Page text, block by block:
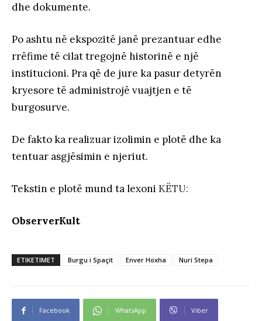
dhe dokumente.
Po ashtu në ekspozitë janë prezantuar edhe
rrëfime të cilat tregojnë historinë e një
institucioni. Pra që de jure ka pasur detyrën
kryesore të administrojë vuajtjen e të
burgosurve.
De fakto ka realizuar izolimin e plotë dhe ka
tentuar asgjësimin e njeriut.
Tekstin e plotë mund ta lexoni KËTU:
ObserverKult
ETIKETIMET Burgu i Spaçit Enver Hoxha Nuri Stepa
Facebook WhatsApp Viber